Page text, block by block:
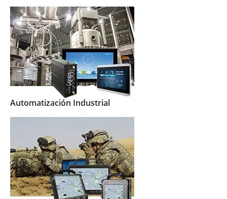
Automatización Industrial